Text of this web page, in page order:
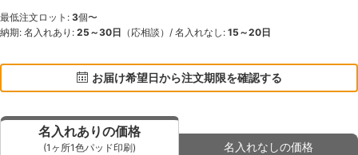
最低注文ロット: 3個〜
納期: 名入れあり: 25～30日 （応相談）/ 名入れなし: 15～20日
お届け希望日から注文期限を確認する
名入れありの価格
(1ヶ所1色パッド印刷)
名入れなしの価格